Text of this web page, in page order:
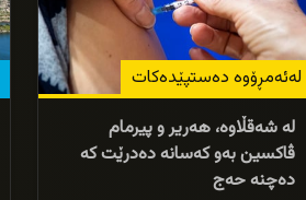
لەئەمڕۆوە دەستپێدەکات
لە شەقڵاوە، هەریر و پیرمام
ڤاکسین بەو کەسانە دەدرێت کە
دەچنە حەج